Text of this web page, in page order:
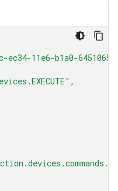
ec34-11e6-b1a0-
,